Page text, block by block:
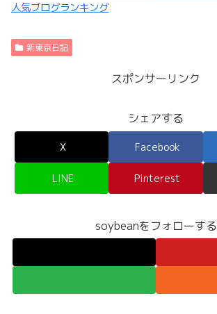
人気ブログランキング
新東京日記
スポンサーリンク
シェアする
X Facebook
LINE Pinterest
soybeanをフォローする